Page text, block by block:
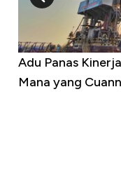
Adu Panas
Mana yang